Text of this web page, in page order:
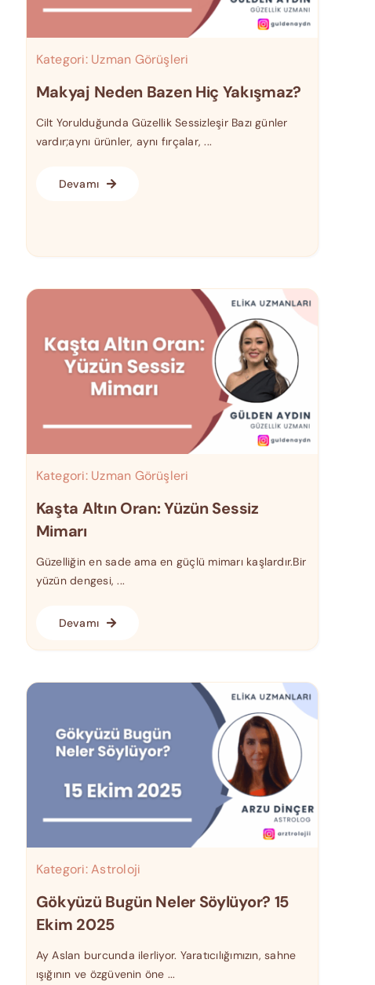
Kategori: Uzman Görüşleri
Makyaj Neden Bazen Hiç Yakışmaz?
Cilt Yorulduğunda Güzellik Sessizleşir Bazı günler
vardır;aynı ürünler, aynı fırçalar, ...
Devamı
Kategori: Uzman Görüşleri
Kaşta Altın Oran: Yüzün Sessiz
Mimarı
Güzelliğin en sade ama en güçlü mimarı kaşlardır.Bir
yüzün dengesi, ...
Devamı
Kategori:Astroloji
Gökyüzü Bugün Neler Söylüyor? 15
Ekim 2025
Ay Aslan burcunda ilerliyor. Yaratıcılığımızın, sahne
ışığının ve özgüvenin öne ...